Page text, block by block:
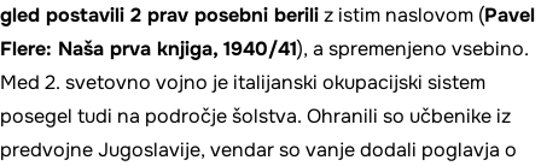
gled postavili 2 prav posebni beriliz istim naslovom (Pavel
Flere: Naša prva knjiga, 1940/41), a spremenjeno vsebino.
Med 2. svetovno vojno je italijanski okupacijski sistem
posegel tudi na področje šolstva. Ohranili so učbenike iz
predvojne Jugoslavije, vendar so vanje dodali poglavja o